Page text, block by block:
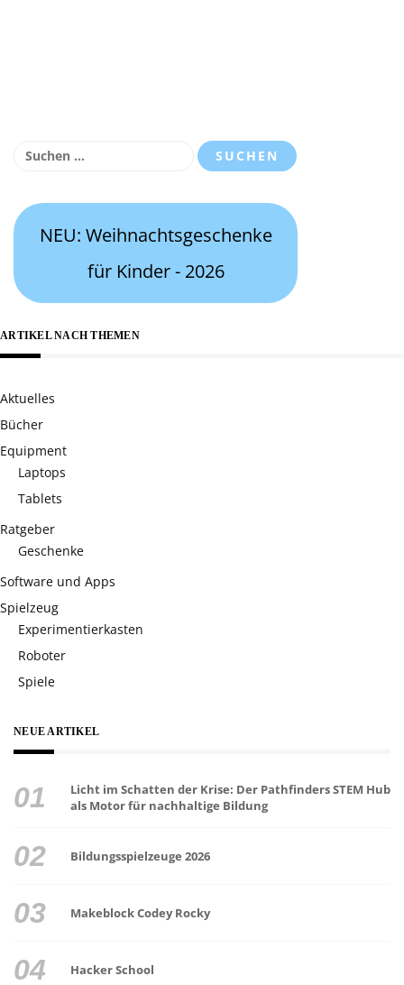
Suchen
NEU: Weihnachtsgeschenke
für Kinder - 2026
ARTIKEL NACH THEMEN
Aktuelles
Bücher
Equipment
Laptops
Tablets
Ratgeber
Geschenke
Software und Apps
Spielzeug
Experimentierkasten
Roboter
Spiele
NEUE ARTIKEL
Licht im Schatten der Krise: Der Pathfinders STEM Hub
als Motor für nachhaltige Bildung
Bildungsspielzeuge 2026
Makeblock Codey Rocky
Hacker School